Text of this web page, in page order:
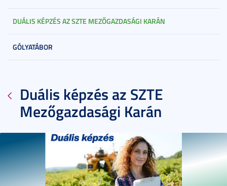
DUÁLIS KÉPZÉS AZ SZTE MEZŐGAZDASÁGI KARÁN
GÓLYATÁBOR
Duális képzés az SZTE
Mezőgazdasági Karán